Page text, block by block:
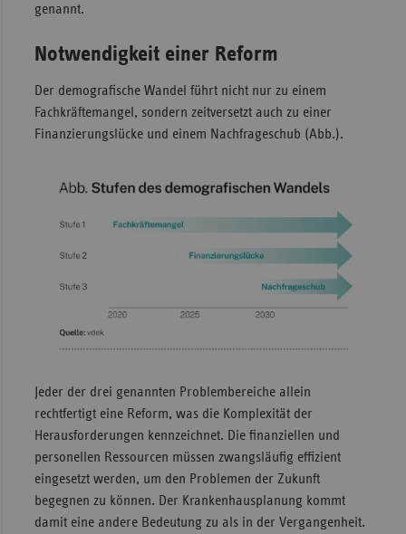
genannt.
Notwendigkeit einer Reform
Der demografische Wandel führt nicht nur zu einem
Fachkräftemangel, sondern zeitversetzt auch zu einer
Finanzierungslücke und einem Nachfrageschub (Abb.).
Jeder der drei genannten Problembereiche allein
rechtfertigt eine Reform, was die Komplexität der
Herausforderungen kennzeichnet. Die finanziellen und
personellen Ressourcen müssen zwangsläufig effizient
eingesetzt werden, um den Problemen der Zukunft
begegnen zu können. Der Krankenhausplanung kommt
damit eine andere Bedeutung zu als in der Vergangenheit.